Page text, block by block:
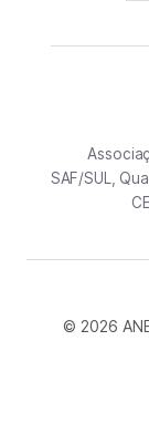
SAF/SUL,
© 2026